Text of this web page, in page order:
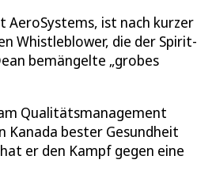
AeroSystems, ist nach kurzer
Whistleblower, die der Spirit-
bemängelte „grobes
Qualitätsmanagement
Kanada bester Gesundheit
er den Kampf gegen eine